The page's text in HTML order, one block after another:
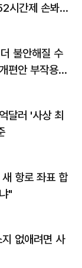
시간제 손봐
불안해질 수
편안 부작용
달러 '사상 최
새 항로 좌표 합
"
없애려면 사